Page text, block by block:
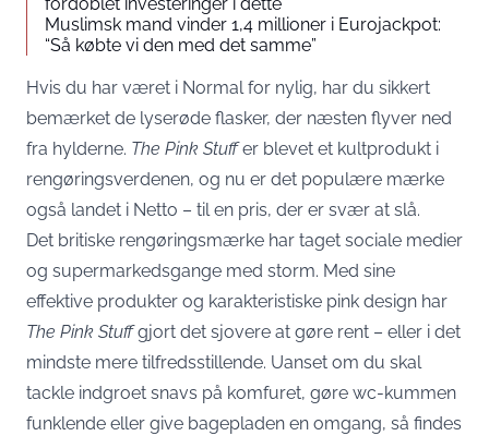
Muslimsk mand vinder 1,4 millioner i Eurojackpot:
“Så købte vi den med det samme”
Hvis du har været i Normal for nylig, har du sikkert
bemærket de lyserøde flasker, der næsten flyver ned
fra hylderne. The Pink Stuffer blevet et kultprodukt i
rengøringsverdenen, og nu er det populære mærke
også landet i Netto – til en pris, der er svær at slå.
Det britiske rengøringsmærke har taget sociale medier
og supermarkedsgange med storm. Med sine
effektive produkter og karakteristiske pink design har
The Pink Stuffgjort det sjovere at gøre rent – eller i det
mindste mere tilfredsstillende. Uanset om du skal
tackle indgroet snavs på komfuret, gøre wc-kummen
funklende eller give bagepladen en omgang, så findes